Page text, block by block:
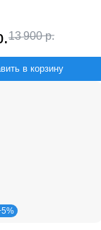
13 900 р.
в корзину